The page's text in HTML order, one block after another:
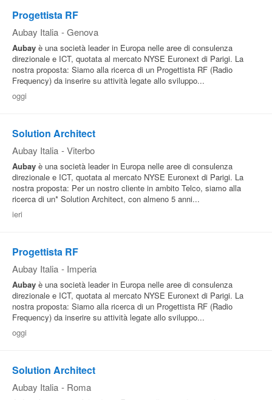
Progettista RF
Aubay Italia - Genova
Aubay è una società leader in Europa nelle aree di consulenza
direzionale e ICT, quotata al mercato NYSE Euronext di Parigi. La
nostra proposta: Siamo alla ricerca di un Progettista RF (Radio
Frequency) da inserire su attività legate allo sviluppo...
oggi
Solution Architect
Aubay Italia - Viterbo
Aubay è una società leader in Europa nelle aree di consulenza
direzionale e ICT, quotata al mercato NYSE Euronext di Parigi. La
nostra proposta: Per un nostro cliente in ambito Telco, siamo alla
ricerca di un* Solution Architect, con almeno 5 anni...
ieri
Progettista RF
Aubay Italia - Imperia
Aubay è una società leader in Europa nelle aree di consulenza
direzionale e ICT, quotata al mercato NYSE Euronext di Parigi. La
nostra proposta: Siamo alla ricerca di un Progettista RF (Radio
Frequency) da inserire su attività legate allo sviluppo...
oggi
Solution Architect
Aubay Italia - Roma